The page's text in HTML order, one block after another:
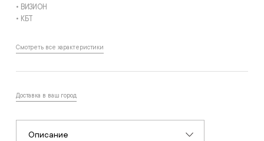
• ВИЗИОН
• КБТ
Смотреть все характеристики
Доставка в ваш город
Описание